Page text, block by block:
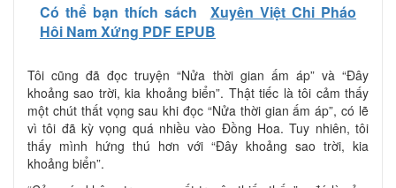
Có thể bạn thích sách
Xuyên Việt Chi Pháo
Hôi Nam Xứng PDF EPUB
Tôi cũng đã đọc truyện “Nửa thời gian ấm áp” và “Đây
khoảng sao trời, kia khoảng biển”. Thật tiếc là tôi cảm thấy
một chút thất vọng sau khi đọc “Nửa thời gian ấm áp”, có lẽ
vì tôi đã kỳ vọng quá nhiều vào Đồng Hoa. Tuy nhiên, tôi
thấy mình hứng thú hơn với “Đây khoảng sao trời, kia
khoảng biển”.